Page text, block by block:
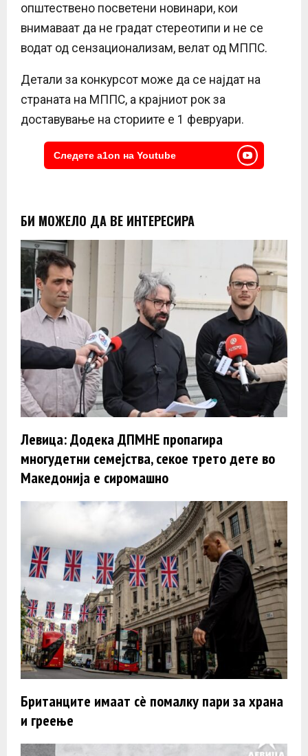
општествено посветени новинари, кои
внимаваат да не градат стереотипи и не се
водат од сензационализам, велат од МППС.
Детали за конкурсот може да се најдат на
страната на МППС, а крајниот рок за
доставување на сториите е 1 февруари.
Следете a1on на Youtube
БИ МОЖЕЛО ДА ВЕ ИНТЕРЕСИРА
Левица: Додека ДПМНЕ пропагира
многудетни семејства, секое трето дете во
Македонија е сиромашно
Британците имаат сè помалку пари за храна
и греење